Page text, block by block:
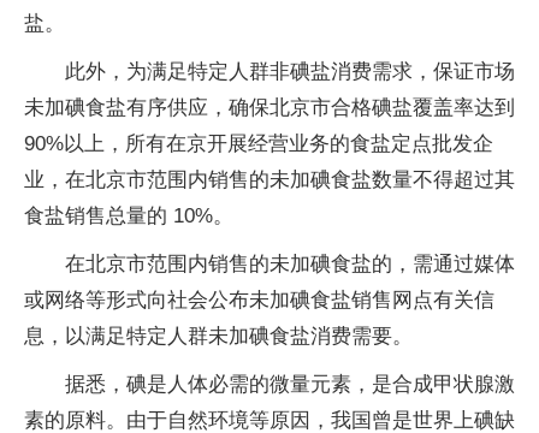
盐。
此外，为满足特定人群非碘盐消费需求，保证市场
未加碘食盐有序供应，确保北京市合格碘盐覆盖率达到
90%以上，所有在京开展经营业务的食盐定点批发企
业，在北京市范围内销售的未加碘食盐数量不得超过其
食盐销售总量的 10%。
在北京市范围内销售的未加碘食盐的，需通过媒体
或网络等形式向社会公布未加碘食盐销售网点有关信
息，以满足特定人群未加碘食盐消费需要。
据悉，碘是人体必需的微量元素，是合成甲状腺激
素的原料。由于自然环境等原因，我国曾是世界上碘缺